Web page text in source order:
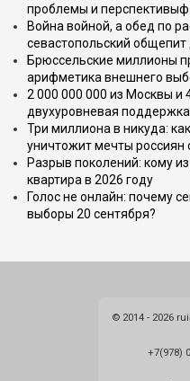
проблемы и перспективыф
Война войной, а обед по
севастопольский
Брюссельские миллионы
арифметика внешнего
2 000 000 000 из Москвы и
двухуровневая
Три миллиона в никуда:
уничтожит мечты россиян
Разрыв поколений: кому
квартира в 2026 году
Голос не онлайн: почему
выборы 20 сентября?
© 2014 - 2026
+7(978)